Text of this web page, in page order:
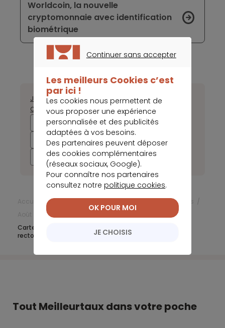
Worldcoin, la nouvelle
cryptomonnaie avec identification
biométrique
2025 2024 2023
2022
2021
2020 2019
2018
2017
JanvierFévrierMarsAvrilMai JuinJuilletAoûtSeptembre
OctobreNovembreDécembre
Frais bancaires
Actualités Frais bancaires
Août 2023
Carte bancaire : que signifient les chiffres inscrits sur le
recto de votre CB ?
Tout Meilleurtaux dans votre poche
Continuer sans accepter
Les meilleurs Cookies c’est
par ici !
Les cookies nous permettent de
vous proposer une expérience
personnalisée et des publicités
adaptées à vos besoins.
Des partenaires peuvent déposer
des cookies complémentaires
(réseaux sociaux, Google).
Pour connaître nos partenaires
consultez notre politique cookies.
JE CHOISIS
OK POUR MOI